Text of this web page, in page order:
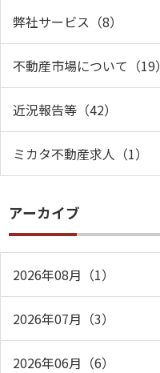
弊社サービス（8）
不動産市場について（19）
近況報告等（42）
ミカタ不動産求人（1）
アーカイブ
2026年08月（1）
2026年07月（3）
2026年06月（6）